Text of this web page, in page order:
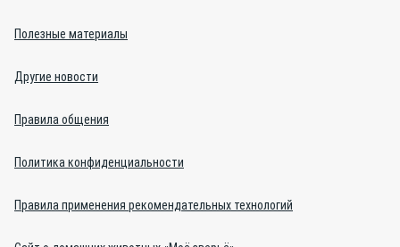
Полезные материалы
Другие новости
Правила общения
Политика конфиденциальности
Правила применения рекомендательных технологий